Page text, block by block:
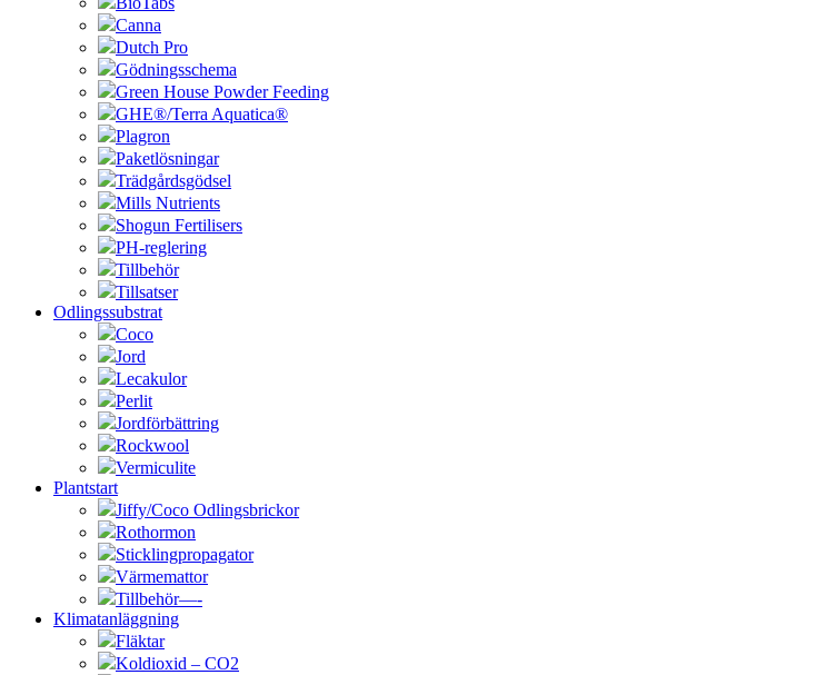
Canna
Dutch Pro
Gödningsschema
Green House Powder Feeding
GHE®/Terra Aquatica®
Plagron
Paketlösningar
Trädgårdsgödsel
Mills Nutrients
Shogun Fertilisers
PH-reglering
Tillbehör
Tillsatser
Odlingssubstrat
Coco
Jord
Lecakulor
Perlit
Jordförbättring
Rockwool
Vermiculite
Plantstart
Jiffy/Coco Odlingsbrickor
Rothormon
Sticklingpropagator
Värmemattor
Tillbehör—-
Klimatanläggning
Fläktar
Koldioxid – CO2